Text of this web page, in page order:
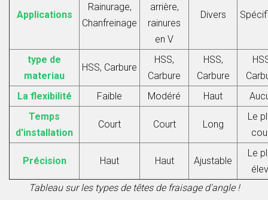
Applications
Rainurage,
Chanfreinage
arrière,
rainures
en V
Divers
type de
materiau
HSS, Carbure
HSS,
Carbure
HSS,
Carbure
La flexibilité
Faible Modéré Haut
Temps
d'installation
Court Court Long
Le
Précision Haut Haut Ajustable
Le
Tableau sur les types de têtes de fraisage d'angle !